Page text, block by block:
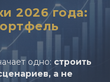
2026 года:
одно: строить
а не